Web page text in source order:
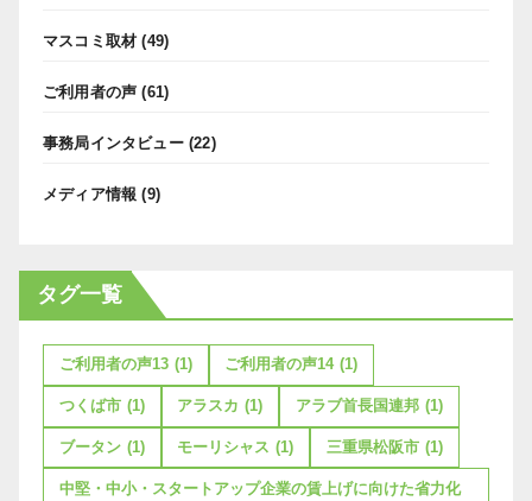
マスコミ取材 (49)
ご利用者の声 (61)
事務局インタビュー(22)
メディア情報 (9)
タグ一覧
ご利用者の声13 (1) ご利用者の声14 (1)
つくば市 (1) アラスカ (1) アラブ首長国連邦 (1)
ブータン (1) モーリシャス (1) 三重県松阪市 (1)
中堅・中小・スタートアップ企業の賃上げに向けた省力化